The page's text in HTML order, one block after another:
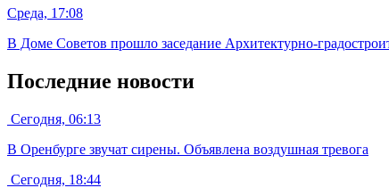
Среда, 17:08
В Доме Советов прошло заседание Архитектурно-
Последние новости
Сегодня, 06:13
В Оренбурге звучат сирены. Объявлена воздушная тревога
Сегодня, 18:44